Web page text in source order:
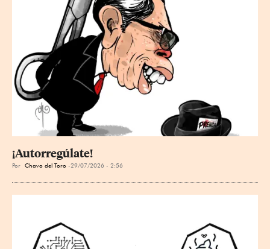
¡Autorregúlate!
Por Chavo del Toro 29/07/2026 - 2:56